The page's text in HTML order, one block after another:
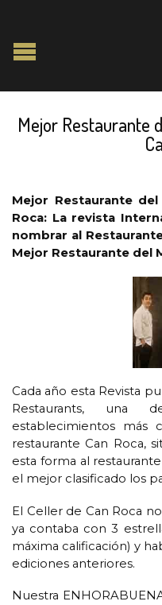
Mejor Restaurante
Mejor Restaurante
Roca: La revista
nombrar al
Mejor Restaurante del
Cada año esta Revista
Restaurants, una
establecimientos más
restaurante Can Roca,
esta forma al
el mejor clasificado los
El Celler de Can Roca
ya contaba con 3
máxima calificación) y
ediciones anteriores.
Nuestra